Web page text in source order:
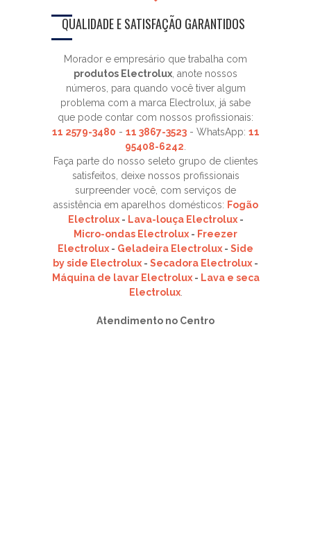
QUALIDADE E SATISFAÇÃO GARANTIDOS
Morador e empresário que trabalha com
produtos Electrolux , anote nossos
números, para quando você tiver algum
problema com a marca Electrolux, já sabe
que pode contar com nossos profissionais:
11 2579-3480 - 11 3867-3523- WhatsApp: 11
95408-6242
Faça parte do nosso seleto grupo de clientes
satisfeitos, deixe nossos profissionais
surpreender você, com serviços de
assistência em aparelhos domésticos: Fogão
Electrolux- Lava-louça Electrolux-
Micro-ondas Electrolux - Freezer
Electrolux - Geladeira Electrolux - Side
by side Electrolux - Secadora Electrolux -
Máquina de lavar Electrolux- Lava e seca
Electrolux.
Atendimento no Centro